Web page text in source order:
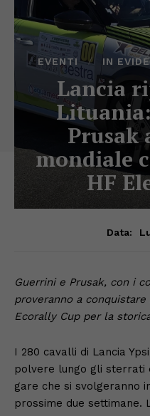
EVENTI IN
Lancia
Prusak
mondiale
HF
Data:
Guerrini e Prusak, con i
proveranno a
Ecorally Cup per la
I 280 cavalli di Lancia
polvere lungo gli sterrati
gare che si svolgeranno
prossime due settimane.